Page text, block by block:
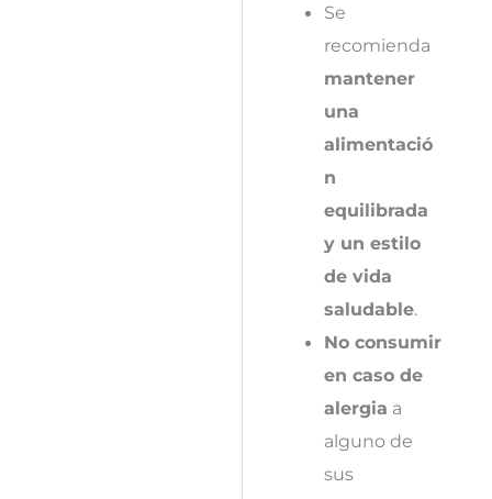
Se
recomienda
mantener
una
alimentació
n
equilibrada
y un estilo
de vida
saludable.
No consumir
en caso de
alergia a
alguno de
sus